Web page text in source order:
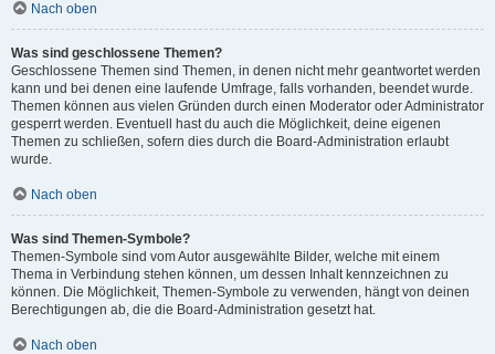
Nach oben
Was sind geschlossene Themen?
Geschlossene Themen sind Themen, in denen nicht mehr geantwortet werden
kann und bei denen eine laufende Umfrage, falls vorhanden, beendet wurde.
Themen können aus vielen Gründen durch einen Moderator oder Administrator
gesperrt werden. Eventuell hast du auch die Möglichkeit, deine eigenen
Themen zu schließen, sofern dies durch die Board-Administration erlaubt
wurde.
Nach oben
Was sind Themen-Symbole?
Themen-Symbole sind vom Autor ausgewählte Bilder, welche mit einem
Thema in Verbindung stehen können, um dessen Inhalt kennzeichnen zu
können. Die Möglichkeit, Themen-Symbole zu verwenden, hängt von deinen
Berechtigungen ab, die die Board-Administration gesetzt hat.
Nach oben